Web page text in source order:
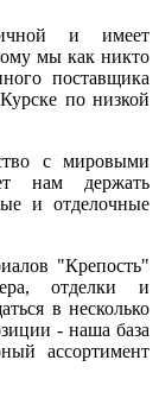
и имеет
мы как никто
поставщика
по низкой
с мировыми
нам держать
и отделочные
"Крепость"
отделки и
в несколько
- наша база
ассортимент